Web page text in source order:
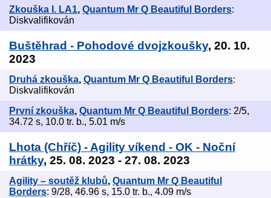
Zkouška I. LA1, Quantum Mr Q Beautiful Borders:
Diskvalifikován
Buštěhrad - Pohodové dvojzkoušky, 20. 10.
2023
Druhá zkouška, Quantum Mr Q Beautiful Borders:
Diskvalifikován
První zkouška, Quantum Mr Q Beautiful Borders: 2/5,
34.72 s, 10.0 tr. b., 5.01 m/s
Lhota (Chříč) - Agility víkend - OK - Noční
hrátky, 25. 08. 2023 - 27. 08. 2023
Agility – soutěž klubů, Quantum Mr Q Beautiful
Borders: 9/28, 46.96 s, 15.0 tr. b., 4.09 m/s